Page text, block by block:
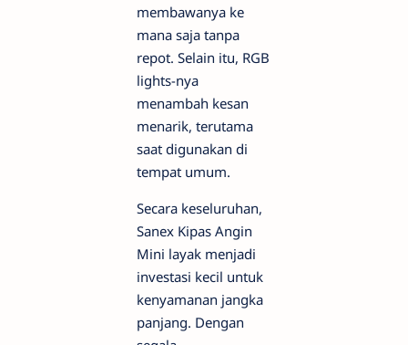
membawanya ke
mana saja tanpa
repot. Selain itu, RGB
lights-nya
menambah kesan
menarik, terutama
saat digunakan di
tempat umum.
Secara keseluruhan,
Sanex Kipas Angin
Mini layak menjadi
investasi kecil untuk
kenyamanan jangka
panjang. Dengan